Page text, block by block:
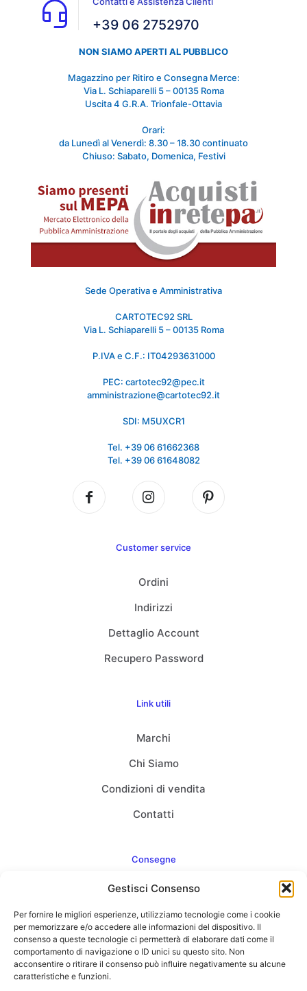
Gestisci Consenso
Per fornire le migliori esperienze, utilizziamo tecnologie come i cookie
per memorizzare e/o accedere alle informazioni del dispositivo. Il
consenso a queste tecnologie ci permetterà di elaborare dati come il
comportamento di navigazione o ID unici su questo sito. Non
acconsentire o ritirare il consenso può influire negativamente su alcune
caratteristiche e funzioni.
+39 06 2752970
NON SIAMO APERTI AL PUBBLICO
Magazzino per Ritiro e Consegna Merce:
Via L. Schiaparelli 5 – 00135 Roma
Uscita 4 G.R.A. Trionfale-Ottavia
Orari:
da Lunedì al Venerdì: 8.30 – 18.30 continuato
Chiuso: Sabato, Domenica, Festivi
Sede Operativa e Amministrativa
CARTOTEC92 SRL
Via L. Schiaparelli 5 – 00135 Roma
P.IVA e C.F.: IT04293631000
PEC: cartotec92@pec.it
amministrazione@cartotec92.it
SDI: M5UXCR1
Tel. +39 06 61662368
Tel. +39 06 61648082
Customer service
Ordini
Indirizzi
Dettaglio Account
Recupero Password
Link utili
Marchi
Chi Siamo
Condizioni di vendita
Contatti
Consegne
Come consegnamo
FAQ